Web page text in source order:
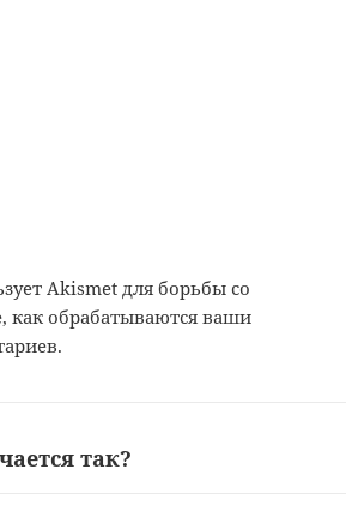
Akismet для борьбы со
как обрабатываются ваши
.
так?